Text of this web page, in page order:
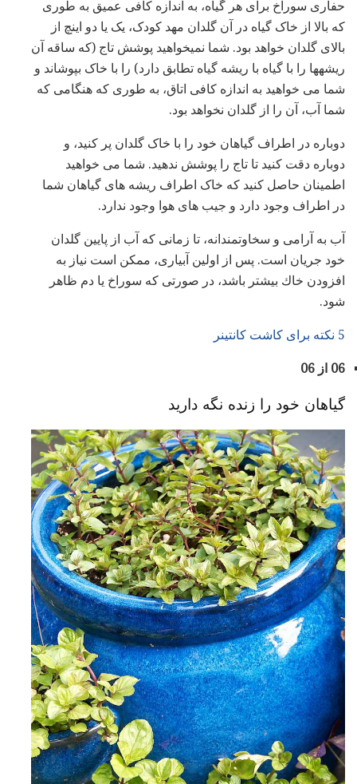
حفاری سوراخ برای هر گیاه، به اندازه کافی عمیق به طوری
که بالا از خاک گیاه در آن گلدان مهد کودک، یک یا دو اینچ از
بالای گلدان خواهد بود. شما نمیخواهید پوشش تاج (که ساقه آن
ریشهها را با گیاه با ریشه گیاه تطابق دارد) را با خاک بپوشاند و
شما می خواهید به اندازه کافی اتاق، به طوری که هنگامی که
شما آب، آن را از گلدان نخواهد بود.
دوباره در اطراف گیاهان خود را با خاک گلدان پر کنید، و
دوباره دقت کنید تا تاج را پوشش ندهید. شما می خواهید
اطمینان حاصل کنید که خاک اطراف ریشه های گیاهان شما
در اطراف وجود دارد و جیب های هوا وجود ندارد.
آب به آرامی و سخاوتمندانه، تا زمانی که آب از پایین گلدان
خود جریان است. پس از اولین آبیاری، ممکن است نیاز به
افزودن خاك بیشتر باشد، در صورتی كه سوراخ یا دم ظاهر
شود.
5 نکته برای کاشت کانتینر
06 از 06
گیاهان خود را زنده نگه دارید